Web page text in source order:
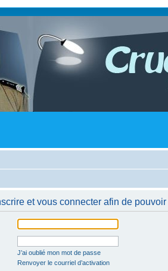
et vous connecter afin de
J’ai oublié mon mot de passe
Renvoyer le courriel d’activation